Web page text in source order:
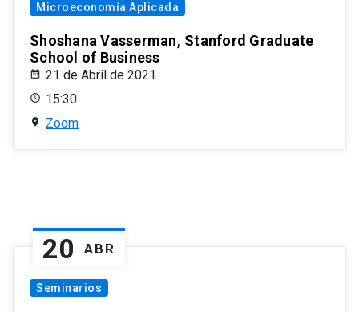
Microeconomía Aplicada
Shoshana Vasserman, Stanford Graduate
School of Business
21 de Abril de 2021
15:30
Zoom
20 ABR
Seminarios